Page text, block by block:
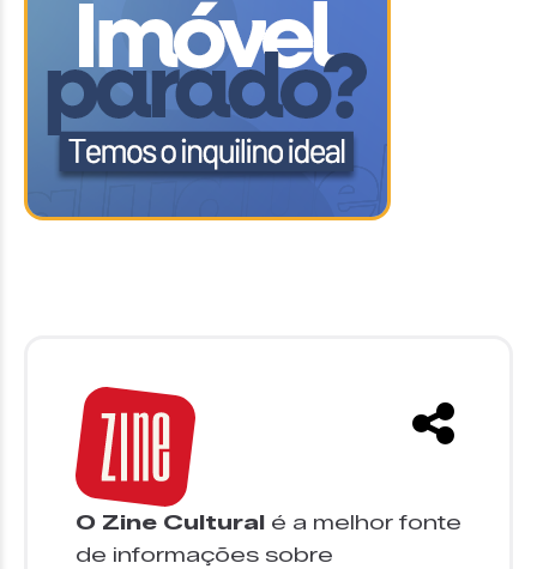
O Zine Cultural é a melhor fonte
de informações sobre